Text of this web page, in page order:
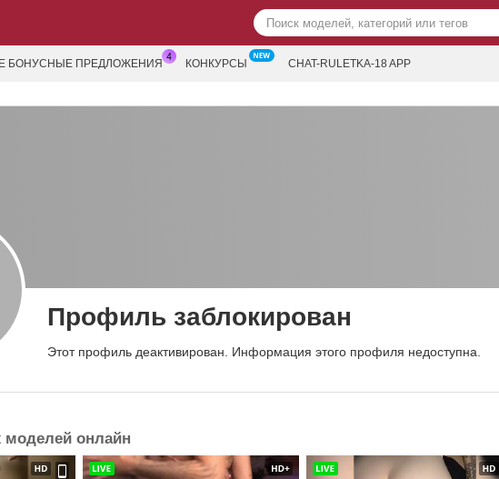
БОНУСНЫЕ ПРЕДЛОЖЕНИЯ КОНКУРСЫ CHAT-RULETKA-18 APP
Профиль заблокирован
Этот профиль деактивирован. Информация этого профиля недоступна.
моделей онлайн